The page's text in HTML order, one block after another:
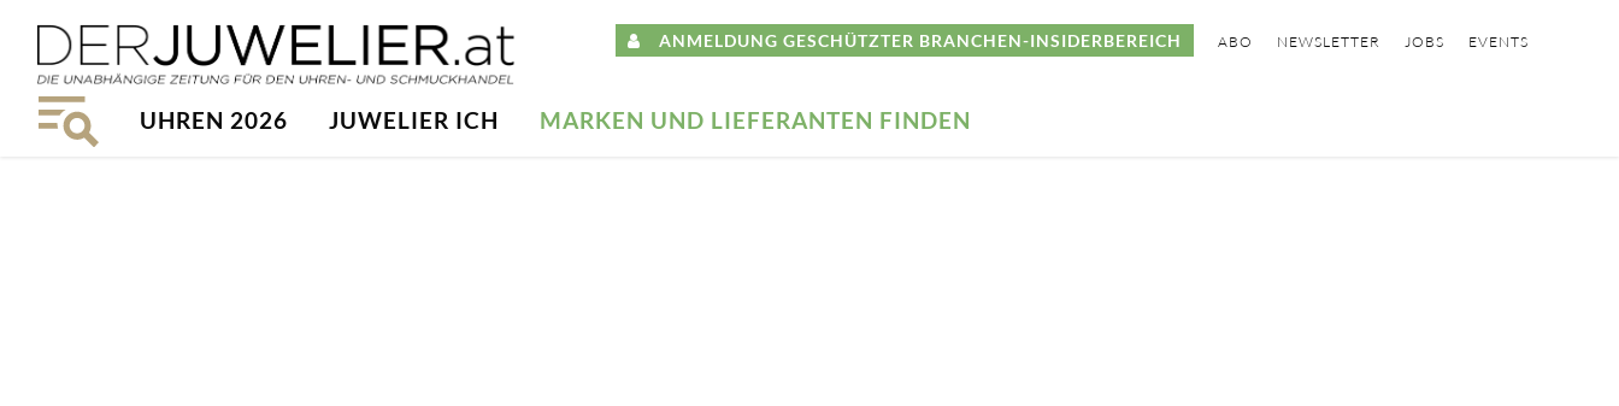
ANMELDUNG GESCHÜTZTER BRANCHEN-INSIDERBEREICH ABO NEWSLETTER JOBS EVENTS
UHREN 2026 JUWELIER ICH MARKEN UND LIEFERANTEN FINDEN